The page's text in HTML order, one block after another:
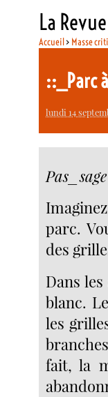
La
Accueil> Masse
::_Parc
lundi 14
parc.
des
Dans
blanc.
les
fait, la